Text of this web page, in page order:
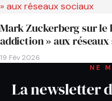
Mark Zuckerberg sur le
addiction » aux réseaux
19 Fév 2026
NE
La newsletter